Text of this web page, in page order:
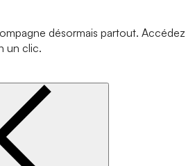
désormais partout. Accédez
un clic.